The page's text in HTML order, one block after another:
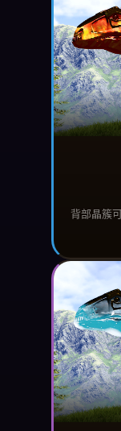
背部晶簇